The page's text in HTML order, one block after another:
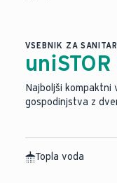
VSEBNIK ZA
Najboljši kompaktni
gospodinjstva z
Topla voda